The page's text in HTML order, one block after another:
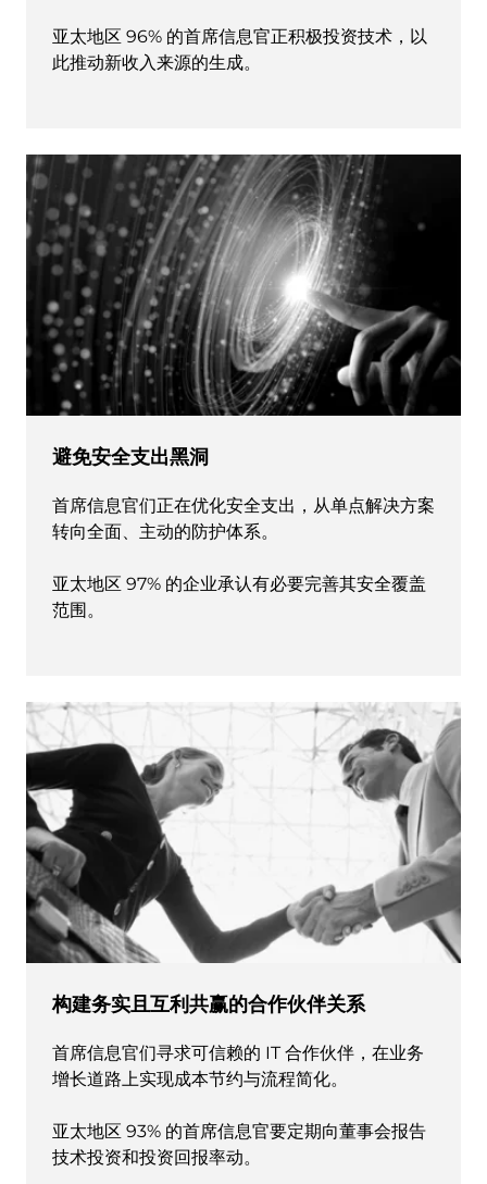
亚太地区 96% 的首席信息官正积极投资技术，以
此推动新收入来源的生成。
避免安全支出黑洞
首席信息官们正在优化安全支出，从单点解决方案
转向全面、主动的防护体系。
亚太地区 97% 的企业承认有必要完善其安全覆盖
范围。
构建务实且互利共赢的合作伙伴关系
首席信息官们寻求可信赖的 IT 合作伙伴，在业务
增长道路上实现成本节约与流程简化。
亚太地区 93% 的首席信息官要定期向董事会报告
技术投资和投资回报率动。